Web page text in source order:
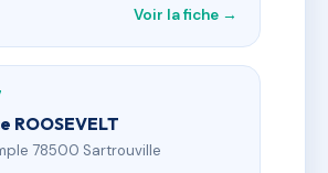
Voir la fiche →
ROOSEVELT
78500 Sartrouville